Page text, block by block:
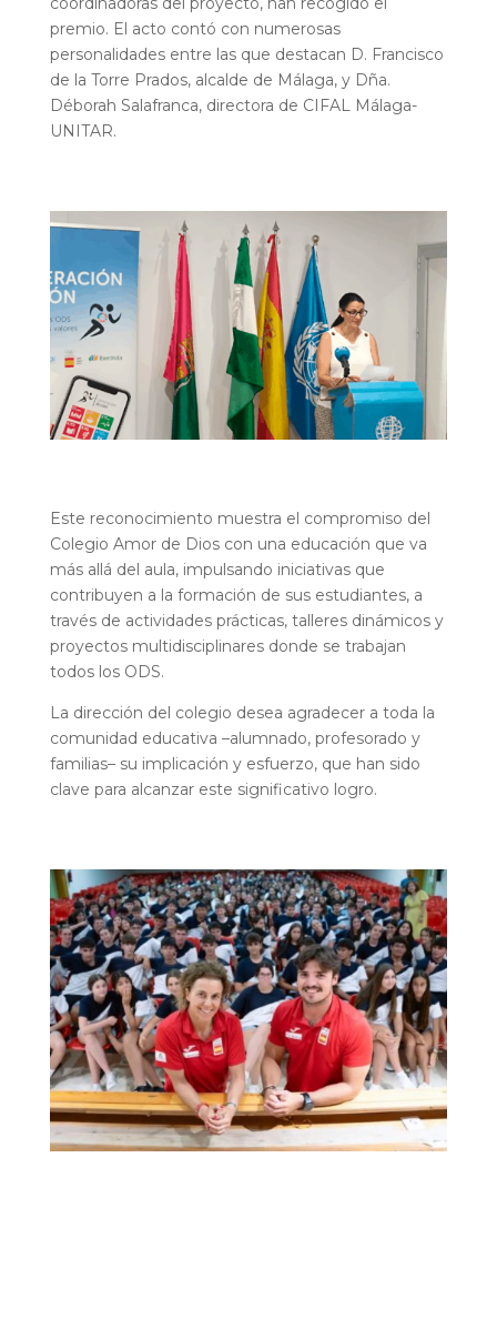
premio. El acto contó con numerosas
personalidades entre las que destacan D. Francisco
de la Torre Prados, alcalde de Málaga, y Dña.
Déborah Salafranca, directora de CIFAL Málaga-
UNITAR.
Este reconocimiento muestra el compromiso del
Colegio Amor de Dios con una educación que va
más allá del aula, impulsando iniciativas que
contribuyen a la formación de sus estudiantes, a
través de actividades prácticas, talleres dinámicos y
proyectos multidisciplinares donde se trabajan
todos los ODS.
La dirección del colegio desea agradecer a toda la
comunidad educativa –alumnado, profesorado y
familias– su implicación y esfuerzo, que han sido
clave para alcanzar este significativo logro.